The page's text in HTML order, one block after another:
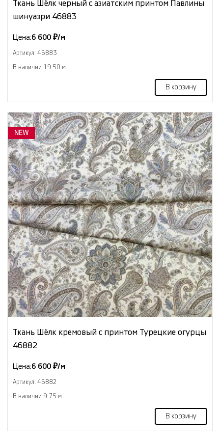
Ткань Шёлк черный с азиатским принтом Павлины
шинуазри 46883
Цена:6 600 ₽/м
Артикул: 46883
В наличии 19.50 м
В корзину
NEW
Ткань Шёлк кремовый с принтом Турецкие огурцы
46882
Цена:6 600 ₽/м
Артикул: 46882
В наличии 9.75 м
В корзину